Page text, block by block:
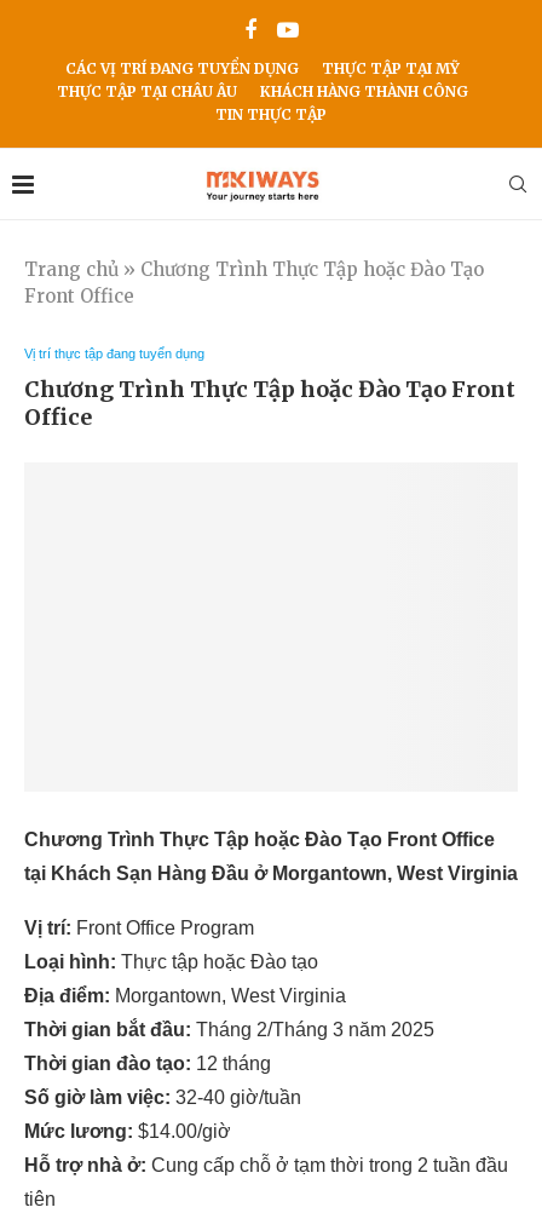
CÁC VỊ TRÍ ĐANG TUYỂN DỤNG
THỰC TẬP TẠI MỸ
THỰC TẬP TẠI CHÂU ÂU
KHÁCH HÀNG THÀNH CÔNG
TIN THỰC TẬP
Trang chủ » Chương Trình Thực Tập hoặc Đào Tạo
Front Office
Vị trí thực tập đang tuyển dụng
Chương Trình Thực Tập hoặc Đào Tạo Front
Office
Chương Trình Thực Tập hoặc Đào Tạo Front Office
tại Khách Sạn Hàng Đầu ở Morgantown, West Virginia
Vị trí: Front Office Program
Loại hình: Thực tập hoặc Đào tạo
Địa điểm: Morgantown, West Virginia
Thời gian bắt đầu: Tháng 2/Tháng 3 năm 2025
Thời gian đào tạo: 12 tháng
Số giờ làm việc: 32-40 giờ/tuần
Mức lương: $14.00/giờ
Hỗ trợ nhà ở: Cung cấp chỗ ở tạm thời trong 2 tuần đầu
tiên